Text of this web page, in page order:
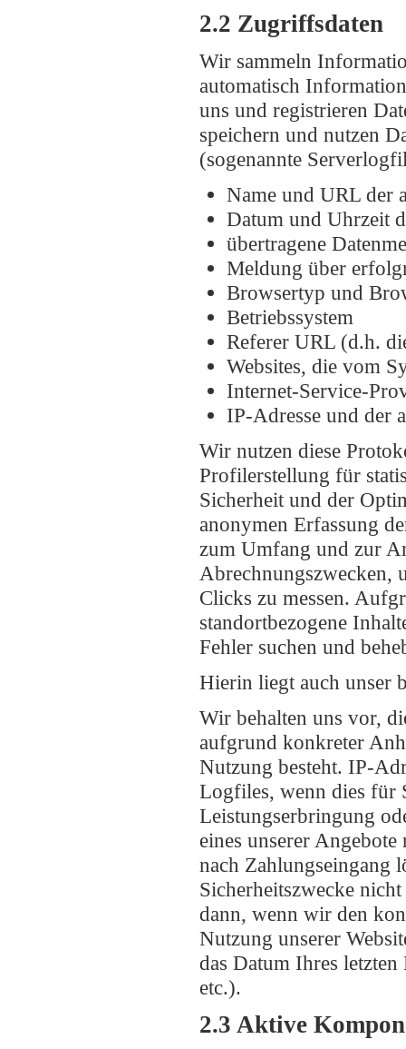
2.2 Zugriffsdaten
Wir sammeln
automatisch
uns und registrieren
speichern und nutzen
(sogenannte
Name und URL der
Datum und Uhrzeit
übertragene
Meldung über
Browsertyp und
Betriebssystem
Referer URL (d.h.
Websites, die vom
Internet-Service-
IP-Adresse und der
Wir nutzen diese
Profilerstellung für
Sicherheit und der
anonymen Erfassung
zum Umfang und zur
Abrechnungszwecken,
Clicks zu messen.
standortbezogene
Fehler suchen und
Hierin liegt auch unser
Wir behalten uns vor,
aufgrund konkreter
Nutzung besteht. IP-
Logfiles, wenn dies für
Leistungserbringung
eines unserer
nach Zahlungseingang
Sicherheitszwecke
dann, wenn wir den
Nutzung unserer
das Datum Ihres
etc.).
2.3 Aktive